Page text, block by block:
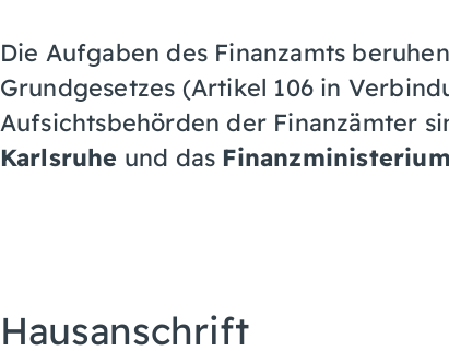
Die Aufgaben des Finanzamts
Grundgesetzes (Artikel 106 in
Aufsichtsbehörden der Finanzämter
Karlsruhe und das Finanzministerium
Hausanschrift